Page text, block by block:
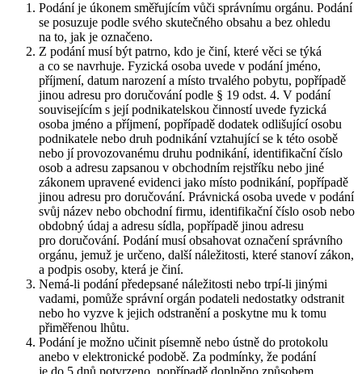
Podání je úkonem směřujícím vůči správnímu orgánu. Podání
se posuzuje podle svého skutečného obsahu a bez ohledu
na to, jak je označeno.
Z podání musí být patrno, kdo je činí, které věci se týká
a co se navrhuje. Fyzická osoba uvede v podání jméno,
příjmení, datum narození a místo trvalého pobytu, popřípadě
jinou adresu pro doručování podle § 19 odst. 4. V podání
souvisejícím s její podnikatelskou činností uvede fyzická
osoba jméno a příjmení, popřípadě dodatek odlišující osobu
podnikatele nebo druh podnikání vztahující se k této osobě
nebo jí provozovanému druhu podnikání, identifikační číslo
osob a adresu zapsanou v obchodním rejstříku nebo jiné
zákonem upravené evidenci jako místo podnikání, popřípadě
jinou adresu pro doručování. Právnická osoba uvede v podání
svůj název nebo obchodní firmu, identifikační číslo osob nebo
obdobný údaj a adresu sídla, popřípadě jinou adresu
pro doručování. Podání musí obsahovat označení správního
orgánu, jemuž je určeno, další náležitosti, které stanoví zákon,
a podpis osoby, která je činí.
Nemá-li podání předepsané náležitosti nebo trpí-li jinými
vadami, pomůže správní orgán podateli nedostatky odstranit
nebo ho vyzve k jejich odstranění a poskytne mu k tomu
přiměřenou lhůtu.
Podání je možno učinit písemně nebo ústně do protokolu
anebo v elektronické podobě. Za podmínky, že podání